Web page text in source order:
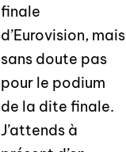
finale
d’Eurovision, mais
sans doute pas
pour le podium
de la dite finale.
J’attends à